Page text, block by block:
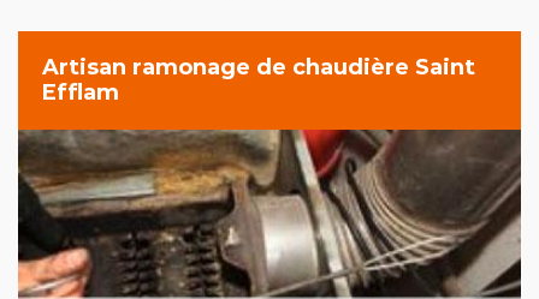
Artisan ramonage de chaudière Saint
Efflam